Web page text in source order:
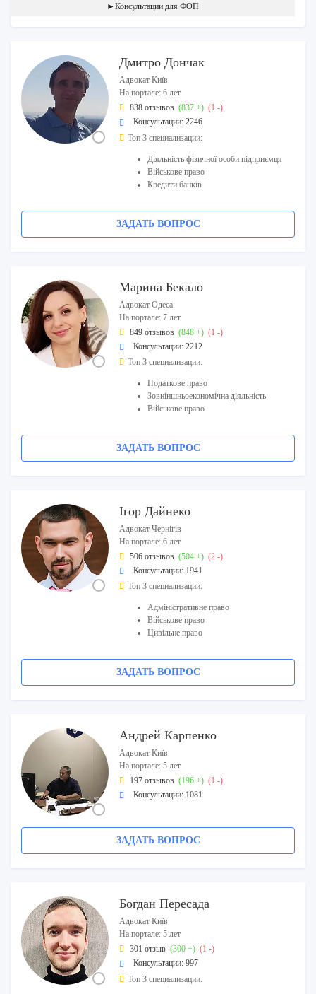
►Консультации для ФОП
Дмитро Дончак
Адвокат Київ
На портале: 6 лет
838 отзывов (837 +) (1 -)
Консультации: 2246
Топ 3 специализации:
Діяльність фізичної особи підприємця
Військове право
Кредити банків
ЗАДАТЬ ВОПРОС
Марина Бекало
Адвокат Одеса
На портале: 7 лет
849 отзывов (848 +) (1 -)
Консультации: 2212
Топ 3 специализации:
Податкове право
Зовніншньоекономічна діяльність
Військове право
ЗАДАТЬ ВОПРОС
Ігор Дайнеко
Адвокат Чернігів
На портале: 6 лет
506 отзывов (504 +) (2 -)
Консультации: 1941
Топ 3 специализации:
Адміністративне право
Військове право
Цивільне право
ЗАДАТЬ ВОПРОС
Андрей Карпенко
Адвокат Київ
На портале: 5 лет
197 отзывов (196 +) (1 -)
Консультации: 1081
ЗАДАТЬ ВОПРОС
Богдан Пересада
Адвокат Київ
На портале: 5 лет
301 отзыв (300 +) (1 -)
Консультации: 997
Топ 3 специализации: